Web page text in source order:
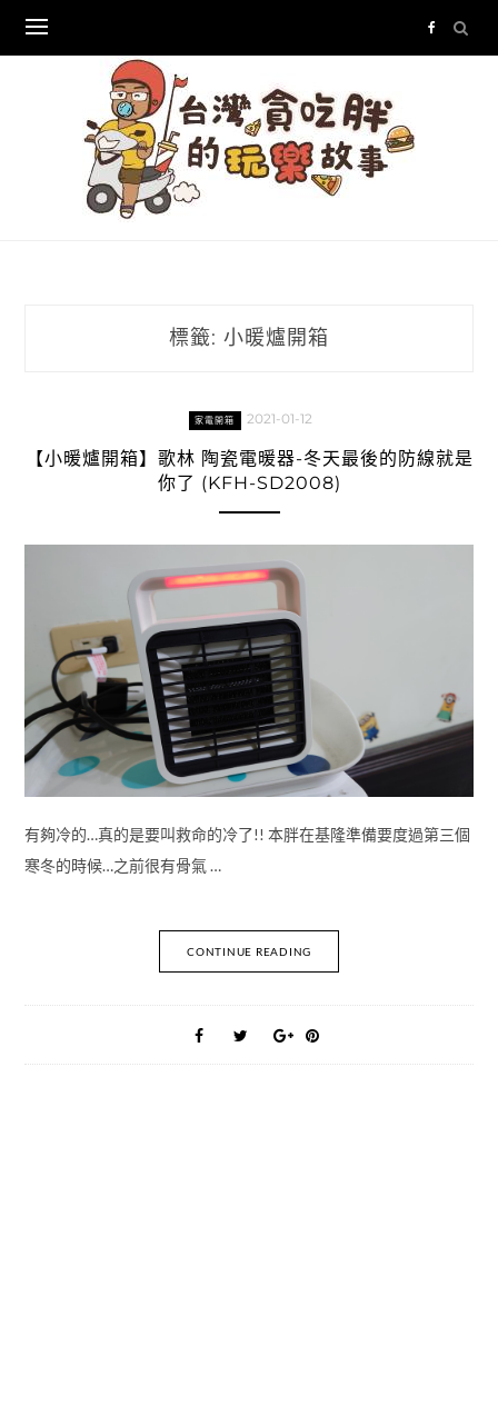
content
標籤: 小暖爐開箱
家電開箱 2021-01-12
【小暖爐開箱】歌林 陶瓷電暖器-冬天最後的防線就是
你了 (KFH-SD2008)
有夠冷的…真的是要叫救命的冷了!! 本胖在基隆準備要度過第三個
寒冬的時候…之前很有骨氣 …
CONTINUE READING